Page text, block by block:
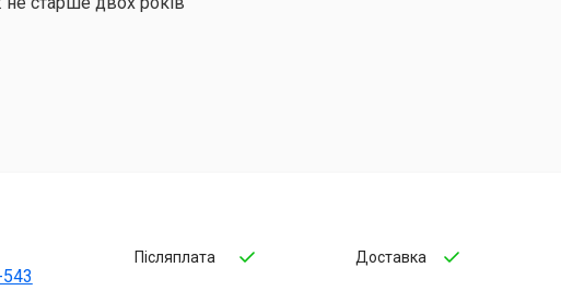
Післяплата Доставка